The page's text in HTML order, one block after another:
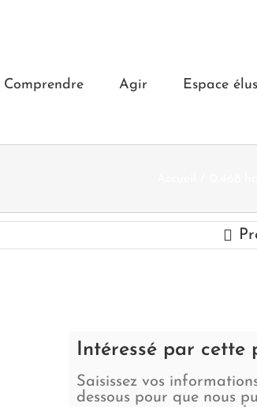
Comprendre Agir Espace
Intéressé par cette
Saisissez vos
dessous pour que nous